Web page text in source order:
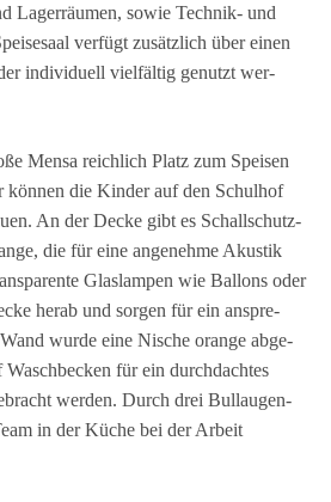
Lager­räu­men, sowie Tech­nik- und
ver­fügt zusätz­lich über einen
indi­vi­du­ell viel­fäl­tig genutzt wer­
Mensa reich­lich Platz zum Spei­sen
kön­nen die Kin­der auf den Schul­hof
An der Decke gibt es Schall­schutz­
die für eine ange­nehme Akus­tik
Glas­lam­pen wie Bal­lons oder
herab und sor­gen für ein anspre­
wurde eine Nische orange abge­
für ein durch­dach­tes
wer­den. Durch drei Bull­au­gen­
in der Küche bei der Arbeit